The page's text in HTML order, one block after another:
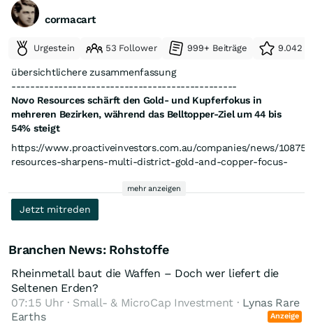
Wyloo-Antimon-Projekt:
Zunächst ist ein RC-Bohrprogramm
über 2.500 m geplant
, mit der Option, die Bohrungen unter der
flachen Deckschicht auszuweiten
niedrigerer Kosten, keine Brandgefahr und Lebensdauern von
mehr als 20 Jahren, die für die Stabilisierung der nationalen
Stromnetze geeignet sind........
cormacart
Urgestein 53 Follower 999+ Beiträge 9.042
übersichtlichere zusammenfassung
------------------------------------------------
Novo Resources schärft den Gold- und Kupferfokus in
mehreren Bezirken, während das Belltopper-Ziel um 44 bis
54% steigt
https://www.proactiveinvestors.com.au/companies/news/
resources-sharpens-multi-district-gold-and-copper-focus-
mehr anzeigen
Jetzt mitreden
Branchen News: Rohstoffe
Rheinmetall baut die Waffen – Doch wer liefert die
Seltenen Erden?
07:15 Uhr · Small- & MicroCap Investment · Lynas Rare
Earths
Anzeige